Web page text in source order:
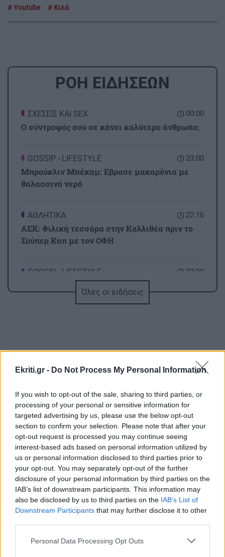
Ekriti.gr - Do Not Process My Personal Information
If you wish to opt-out of the sale, sharing to third parties, or
processing of your personal or sensitive information for
targeted advertising by us, please use the below opt-out
section to confirm your selection. Please note that after your
opt-out request is processed you may continue seeing
interest-based ads based on personal information utilized by
us or personal information disclosed to third parties prior to
your opt-out. You may separately opt-out of the further
disclosure of your personal information by third parties on the
IAB’s list of downstream participants. This information may
also be disclosed by us to third parties on the IAB’s List of
Downstream Participants that may further disclose it to other
Personal Data Processing Opt Outs
Youtube Κιλά
ΡΟΗ ΕΙΔΗΣΕΩΝ
00:00
ΣΧΕΣΕΙΣ ΚΑΙ SEX
Ο σύντροφός σου σε κάνει καλύτερο άνθρωπο;
23:00
GOSSIP - LIFESTYLE
Μπρούκλιν Μπέκαμ: Εβρασε μακαρόνια με
θαλασσινό νερό
22:16
ΑΘΛΗΤΙΚΑ
ΑΕΚ: Φιλική τεσσάρα στην Καλλιθέα πριν το
Σούπερ Καπ με τον ΟΦΗ
22:00
GOSSIP - LIFESTYLE
έρχεται στην ελεύθερη τηλεόραση
"Δράκου" και του θερισμού στην Κοζάνη
(βίντεο)
21:46
ΟΙΚΟΝΟΜΙΑ
ΑΑΔΕ: Ποιοι φορολογούμενοι θα λάβουν email
ή τηλεφώνημα για φορολογικές εκκρεμότητες
21:35
ΕΛΛΑΔΑ
Κινηματογραφικός Τουρισμός: Η «Οδύσσεια»
φέρνει εκρηκτική άνοδο στις κρατήσεις
21:22
ΠΟΛΙΤΙΣΜΟΣ
Ναύπλιο: 7ο Φεστιβάλ παραδοσιακών χορών -
Αντάμωμα Ελλάδας και Κύπρου με φόντο το
Όλες οι ειδήσεις
ΠΕΡΙΣΣΟΤΕΡΑ
ΣΧΕΣΕΙΣ ΚΑΙ SEX
Ο σύντροφός σου σε κάνει καλύτερο
άνθρωπο;